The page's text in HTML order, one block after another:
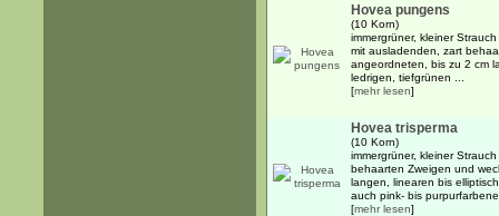
Hovea pungens
(10 Korn)
immergrüner, kleiner
mit ausladenden, zart
angeordneten, bis zu 2 cm
ledrigen, tiefgrünen ...
[mehr lesen]
Hovea trisperma
(10 Korn)
immergrüner, kleiner
behaarten Zweigen und
langen, linearen bis
auch pink- bis
[mehr lesen]